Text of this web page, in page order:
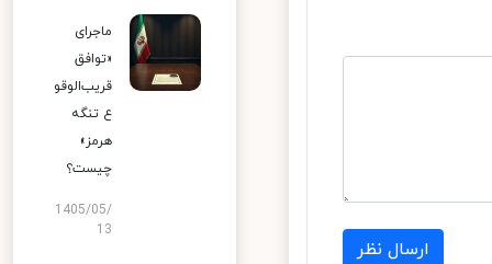
ارسال نظر
ماجرای
«توافق
قریب‌الوقو
ع تنگه
هرمز»
چیست؟
1405/05/
13